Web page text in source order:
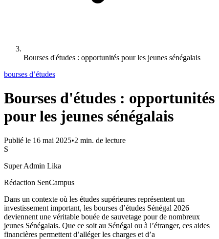
Bourses d'études : opportunités pour les jeunes sénégalais
bourses d’études
Bourses d'études : opportunités
pour les jeunes sénégalais
Publié le 16 mai 2025•2 min. de lecture
S
Super Admin Lika
Rédaction SenCampus
Dans un contexte où les études supérieures représentent un
investissement important, les bourses d’études Sénégal 2026
deviennent une véritable bouée de sauvetage pour de nombreux
jeunes Sénégalais. Que ce soit au Sénégal ou à l’étranger, ces aides
financières permettent d’alléger les charges et d’a